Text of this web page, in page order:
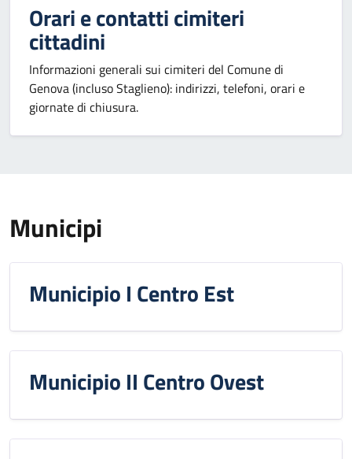
Orari e contatti cimiteri
cittadini
Informazioni generali sui cimiteri del Comune di
Genova (incluso Staglieno): indirizzi, telefoni, orari e
giornate di chiusura.
Municipi
Municipio I Centro Est
Municipio II Centro Ovest